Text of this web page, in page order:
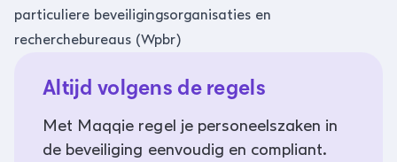
particuliere beveiligingsorganisaties en
recherchebureaus (Wpbr)
Altijd volgens de regels
Met Maqqie regel je personeelszaken in
de beveiliging eenvoudig en compliant.